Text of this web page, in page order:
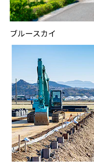
ブルースカイ